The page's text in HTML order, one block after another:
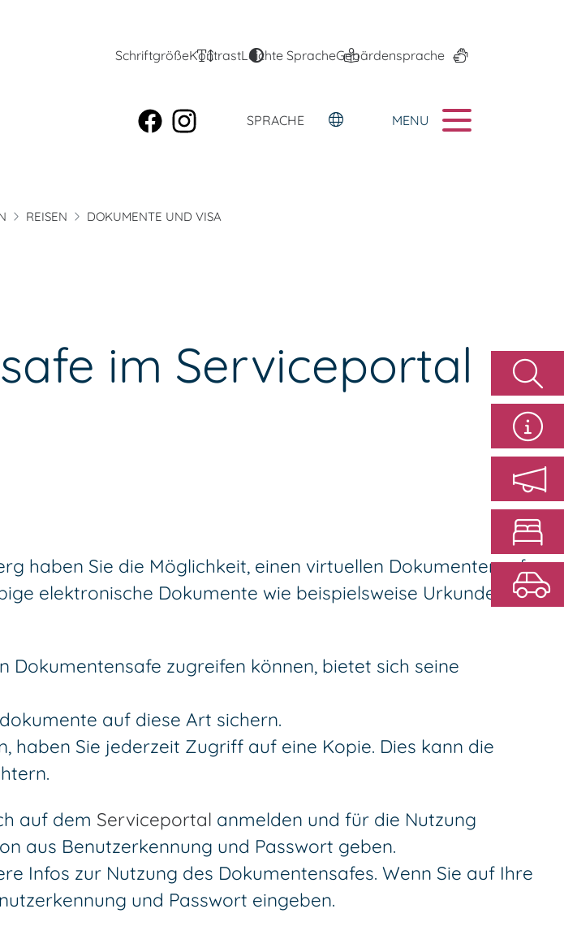
SchriftgrößeKontrastLeichte SpracheGebärdensprache
SPRACHE MENU
REISEN
DOKUMENTE UND VISA
im Serviceportal
haben Sie die Möglichkeit, einen virtuellen Dokumentensafe
elektronische Dokumente wie beispielsweise Urkunden
zugreifen können, bietet sich seine
auf diese Art sichern.
haben Sie jederzeit Zugriff auf eine Kopie. Dies kann die
auf dem Serviceportal anmelden und für die Nutzung
aus Benutzerkennung und Passwort geben.
Infos zur Nutzung des Dokumentensafes. Wenn Sie auf Ihre
und Passwort eingeben.